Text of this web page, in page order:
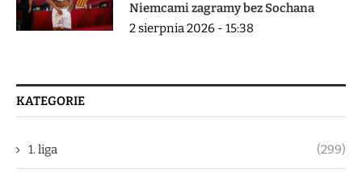
Niemcami zagramy bez Sochana
2 sierpnia 2026 - 15:38
KATEGORIE
1. liga (299)